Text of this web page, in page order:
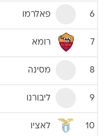
6 פאלרמו
7 רומא
8 מסינה
9 ליבורנו
10 לאציו